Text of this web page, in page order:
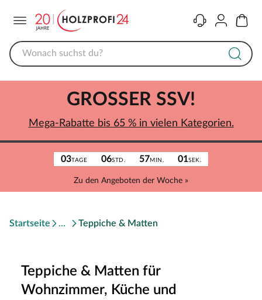
KontaktKonto
03TAGE 06STD. 57MIN. 01SEK.
Zu den Angeboten der Woche »
GROSSER SSV!
Mega-Rabatte bis 65 % in vielen Kategorien.
Startseite Teppiche & Matten
Teppiche & Matten für
Wohnzimmer, Küche und